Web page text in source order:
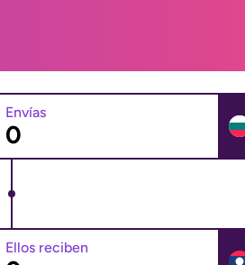
Envías
Ellos reciben